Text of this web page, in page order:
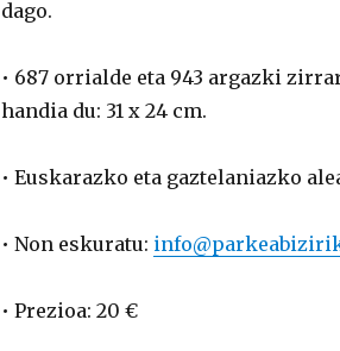
dago.
• 687 orrialde eta 943 argazki
handia du: 31 x 24 cm.
• Euskarazko eta gaztelaniazko
• Non eskuratu:
• Prezioa: 20 €